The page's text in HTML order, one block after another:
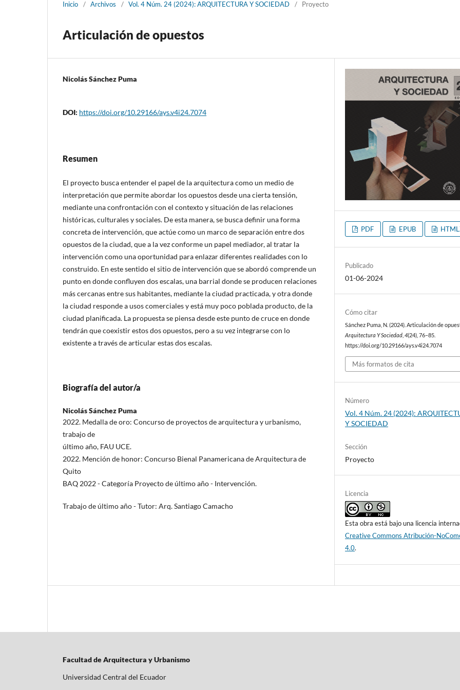
Inicio / Archivos / Vol. 4 Núm. 24 (2024): ARQUITECTURA Y SOCIEDAD / Proyecto
Articulación de opuestos
Nicolás Sánchez Puma
DOI: https://doi.org/10.29166/ays.v4i24.7074
Resumen
El proyecto busca entender el papel de la arquitectura como un medio de
interpretación que permite abordar los opuestos desde una cierta tensión,
mediante una confrontación con el contexto y situación de las relaciones
históricas, culturales y sociales. De esta manera, se busca definir una forma
concreta de intervención, que actúe como un marco de separación entre dos
opuestos de la ciudad, que a la vez conforme un papel mediador, al tratar la
intervención como una oportunidad para enlazar diferentes realidades con lo
construido. En este sentido el sitio de intervención que se abordó comprende un
punto en donde confluyen dos escalas, una barrial donde se producen relaciones
más cercanas entre sus habitantes, mediante la ciudad practicada, y otra donde
la ciudad responde a usos comerciales y está muy poco poblada producto, de la
ciudad planificada. La propuesta se piensa desde este punto de cruce en donde
tendrán que coexistir estos dos opuestos, pero a su vez integrarse con lo
existente a través de articular estas dos escalas.
Biografía del autor/a
Nicolás Sánchez Puma
2022. Medalla de oro: Concurso de proyectos de arquitectura y urbanismo,
trabajo de
último año, FAU UCE.
2022. Mención de honor: Concurso Bienal Panamericana de Arquitectura de
Quito
BAQ 2022 - Categoría Proyecto de último año - Intervención.
Trabajo de último año - Tutor: Arq. Santiago Camacho
PDF EPUB
Publicado
01-06-2024
Cómo citar
Sánchez Puma, N. (2024). Articulación de
Arquitectura Y Sociedad ,4(24), 76–85.
https://doi.org/10.29166/ays.v4i24.7074
Más formatos de cita
Número
Vol. 4 Núm. 24 (2024):
Y SOCIEDAD
Sección
Proyecto
Licencia
Esta obra está bajo una licencia
Creative Commons Atribución-
4.0.
Facultad de Arquitectura y Urbanismo
Universidad Central del Ecuador